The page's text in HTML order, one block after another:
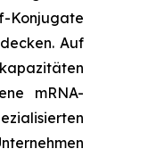
Konjugate
Auf
mRNA-